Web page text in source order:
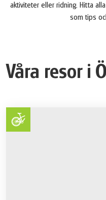
aktiviteter eller ridning. Hitta
som tips
Våra resor i